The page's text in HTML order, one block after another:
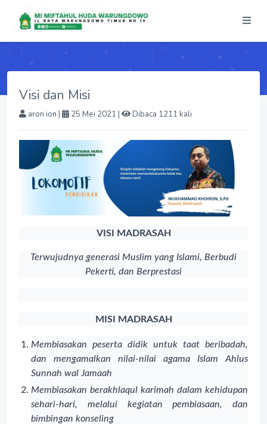
Visi dan Misi
aron ion | 25 Mei 2021 | Dibaca 1211 kali
VISI MADRASAH
Terwujudnya generasi Muslim yang Islami, Berbudi
Pekerti, dan Berprestasi
MISI MADRASAH
Membiasakan peserta didik untuk taat beribadah,
dan mengamalkan nilai-nilai agama Islam Ahlus
Sunnah wal Jamaah
Membiasakan berakhlaqul karimah dalam kehidupan
sehari-hari, melalui kegiatan pembiasaan, dan
bimbingan konseling